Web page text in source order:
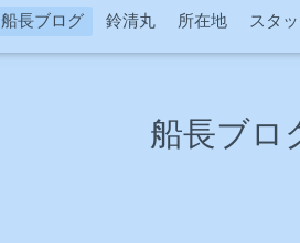
船長ブログ 鈴清丸 所在地 スタ
船長ブロ